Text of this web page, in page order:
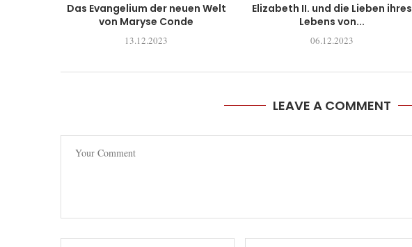
Das Evangelium der neuen Welt
von Maryse Conde
13.12.2023
Elizabeth II. und die Lieben ihres
Lebens von...
06.12.2023
LEAVE A COMMENT